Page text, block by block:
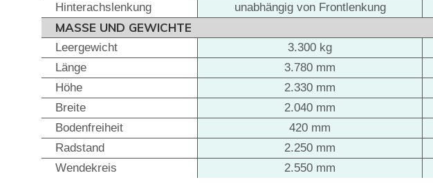
Hinterachslenkung unabhängig von Frontlenkung
MASSE UND GEWICHTE
Leergewicht 3.300 kg
Länge
3.780 mm
Höhe
2.330 mm
Breite
2.040 mm
Bodenfreiheit
420 mm
Radstand
2.250 mm
Wendekreis
2.550 mm